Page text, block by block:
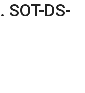
SOT-DS-